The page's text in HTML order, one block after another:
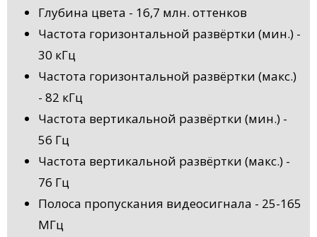
Глубина цвета - 16,7 млн. оттенков
Частота горизонтальной развёртки (мин.) -
30 кГц
Частота горизонтальной развёртки (макс.)
- 82 кГц
Частота вертикальной развёртки (мин.) -
56 Гц
Частота вертикальной развёртки (макс.) -
76 Гц
Полоса пропускания видеосигнала - 25-165
МГц